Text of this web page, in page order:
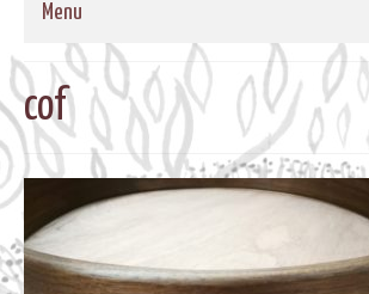
Menu
ACCUEIL
QUI SOMMES-NOUS
NOS PROPOSITIONS
CADRES EN BOIS MASSIF POUR TAMBOURS
cof